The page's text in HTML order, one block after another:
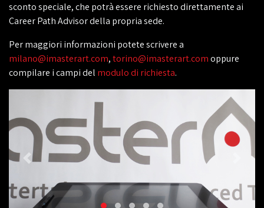
sconto speciale, che potrà essere richiesto direttamente ai
Career Path Advisor della propria sede.
Per maggiori informazioni potete scrivere a
milano@imasterart.com,torino@imasterart.comoppure
compilare i campi del modulo di richiesta.